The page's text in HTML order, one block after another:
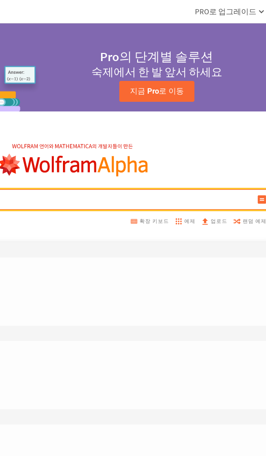
PRO로 업그레이드
Pro의 단계별 솔루션
숙제에서 한 발 앞서 하세요
지금 Pro로 이동
확장 키보드 예제 업로드 랜덤 예제